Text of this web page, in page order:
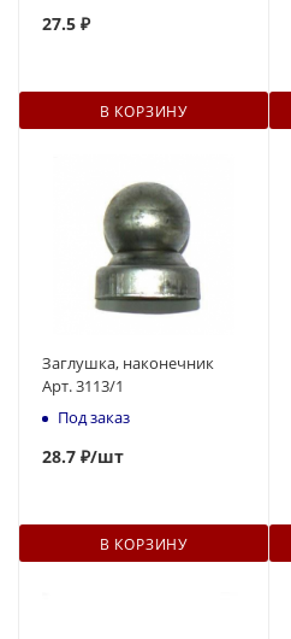
27.5 ₽
В КОРЗИНУ
Заглушка, наконечник
Арт. 3113/1
Под заказ
28.7 ₽/шт
В КОРЗИНУ